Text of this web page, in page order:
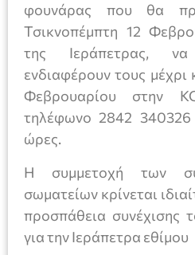
φουνάρας που θα
Τσικνοπέμπτη 12
της Ιεράπετρας,
ενδιαφέρουν τους
Φεβρουαρίου στην
τηλέφωνο 2842 340326
ώρες.
Η συμμετοχή των
σωματείων κρίνεται
προσπάθεια συνέχισης
για την Ιεράπετρα εθίμου